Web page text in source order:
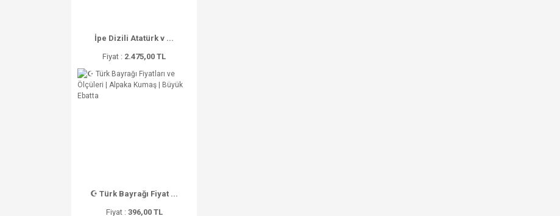
İpe Dizili Atatürk v ...
Fiyat : 2.475,00 TL
☪ Türk Bayrağı Fiyat ...
Fiyat : 396,00 TL